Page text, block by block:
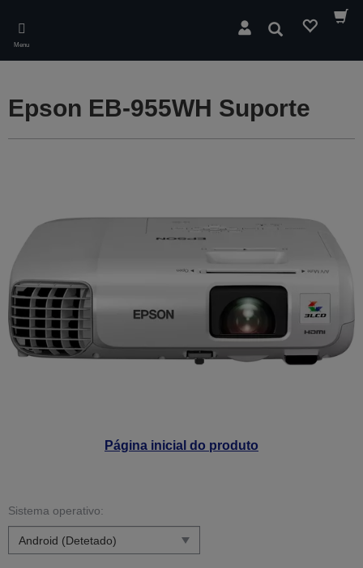
main
content
Menu
Pesquisar
Página inicial do produto
Epson EB-955WH Suporte
Sistema operativo: